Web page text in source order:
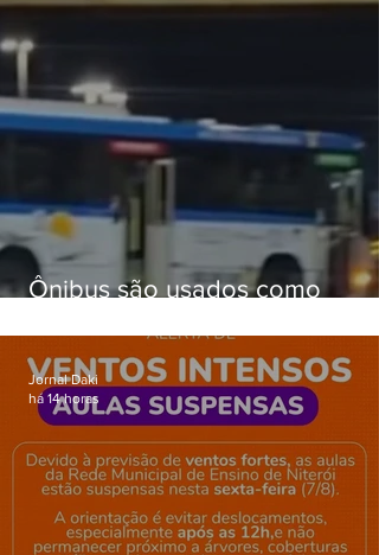
Ônibus são usados como
Gardênia Azul
Jornal Daki
há 14 horas